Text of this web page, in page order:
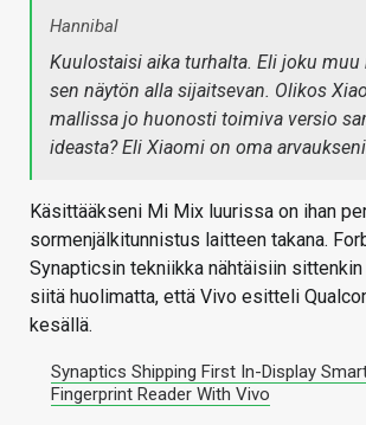
Hannibal
Kuulostaisi aika turhalta. Eli joku muu
sen näytön alla sijaitsevan. Olikos
mallissa jo huonosti toimiva versio
ideasta? Eli Xiaomi on oma
Käsittääkseni Mi Mix luurissa on ihan
sormenjälkitunnistus laitteen takana.
Synapticsin tekniikka nähtäisiin
siitä huolimatta, että Vivo esitteli
kesällä.
Synaptics Shipping First In-Display
Fingerprint Reader With Vivo